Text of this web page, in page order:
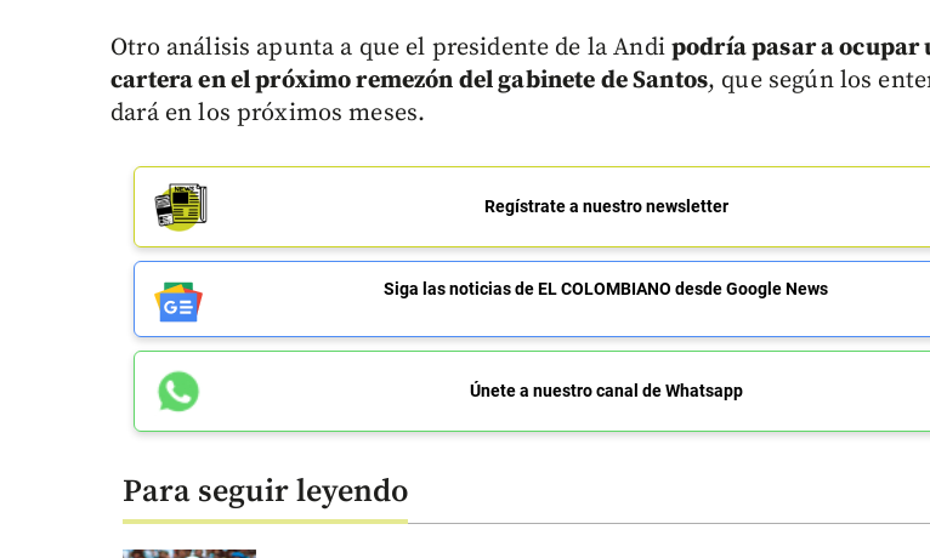
Otro análisis apunta a que el presidente de la Andi podría pasar a ocupar
cartera en el próximo remezón del gabinete de Santos, que según los
dará en los próximos meses.
Regístrate a nuestro newsletter
Siga las noticias de EL COLOMBIANO desde Google News
Únete a nuestro canal de Whatsapp
Para seguir leyendo